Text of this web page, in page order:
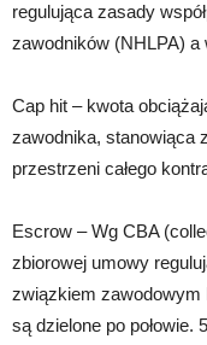
regulująca zasady
zawodników (NHLPA) a
Cap hit – kwota
zawodnika, stanowiąca
przestrzeni całego
Escrow –Wg CBA
zbiorowej umowy
związkiem zawodowym
są dzielone po połowie.